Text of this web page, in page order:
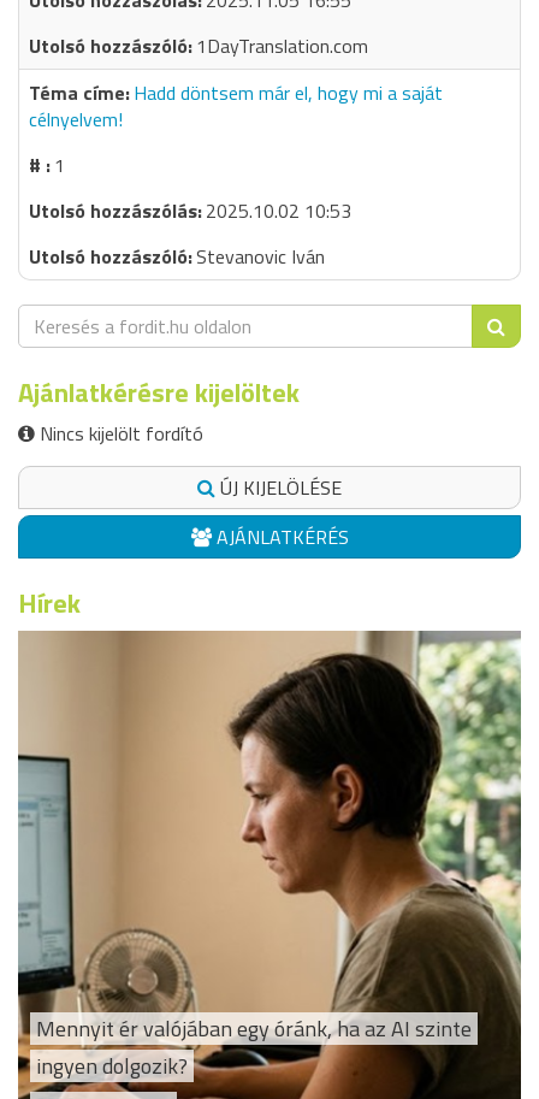
1DayTranslation.com
Hadd döntsem már el, hogy mi a saját
célnyelvem!
1
2025.10.02 10:53
Stevanovic Iván
Ajánlatkérésre kijelöltek
Nincs kijelölt fordító
ÚJ KIJELÖLÉSE
AJÁNLATKÉRÉS
Hírek
Mennyit ér valójában egy óránk, ha az AI szinte
ingyen dolgozik?